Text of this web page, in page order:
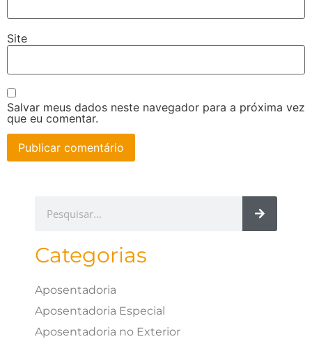
Site
Salvar meus dados neste navegador para a próxima vez
que eu comentar.
Categorias
Aposentadoria
Aposentadoria Especial
Aposentadoria no Exterior